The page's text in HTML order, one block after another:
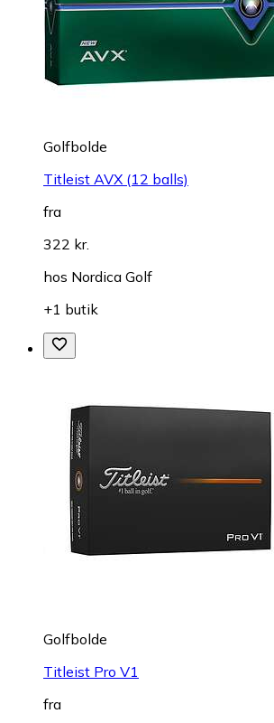
Golfbolde
Titleist AVX (12 balls)
fra
322 kr.
hos Nordica Golf
+1 butik
Golfbolde
Titleist Pro V1
fra